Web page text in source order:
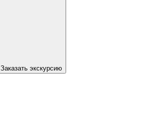
Заказать экскурсию